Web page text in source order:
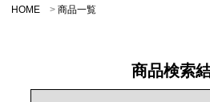
HOME 商品一覧
商品検索